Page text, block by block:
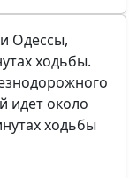
Одессы,
ходьбы.
идет около
ходьбы